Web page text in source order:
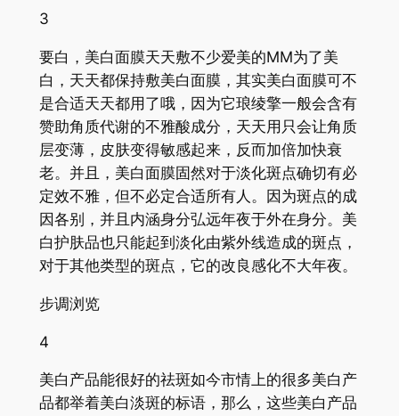
3
要白，美白面膜天天敷不少爱美的MM为了美
白，天天都保持敷美白面膜，其实美白面膜可不
是合适天天都用了哦，因为它琅绫擎一般会含有
赞助角质代谢的不雅酸成分，天天用只会让角质
层变薄，皮肤变得敏感起来，反而加倍加快衰
老。并且，美白面膜固然对于淡化斑点确切有必
定效不雅，但不必定合适所有人。因为斑点的成
因各别，并且内涵身分弘远年夜于外在身分。美
白护肤品也只能起到淡化由紫外线造成的斑点，
对于其他类型的斑点，它的改良感化不大年夜。
步调浏览
4
美白产品能很好的祛斑如今市情上的很多美白产
品都举着美白淡斑的标语，那么，这些美白产品